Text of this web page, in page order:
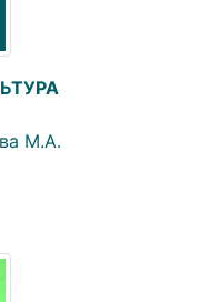
М.А.